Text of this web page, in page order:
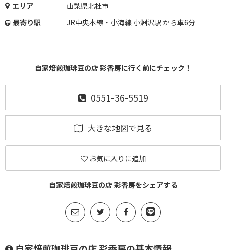
エリア
山梨県北杜市
最寄り駅
JR中央本線・小海線 小淵沢駅 から車6分
自家焙煎珈琲豆の店 彩香房に行く前にチェック！
0551-36-5519
大きな地図で見る
お気に入りに追加
自家焙煎珈琲豆の店 彩香房をシェアする